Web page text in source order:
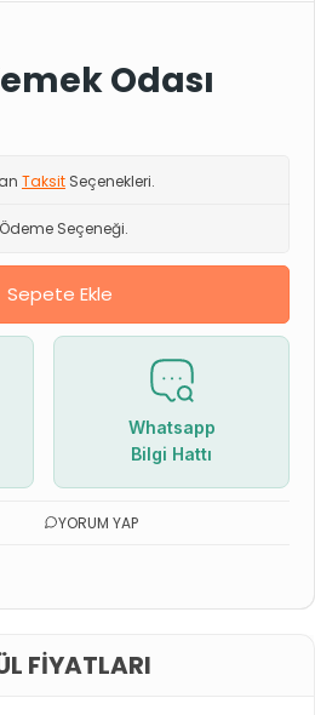
Odası
Taksit Seçenekleri.
Seçeneği.
Sepete Ekle
Whatsapp
Bilgi Hattı
YORUM YAP
FIYATLARI